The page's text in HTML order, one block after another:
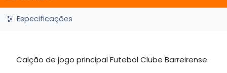
Especificações
Calção de jogo principal Futebol Clube Barreirense.